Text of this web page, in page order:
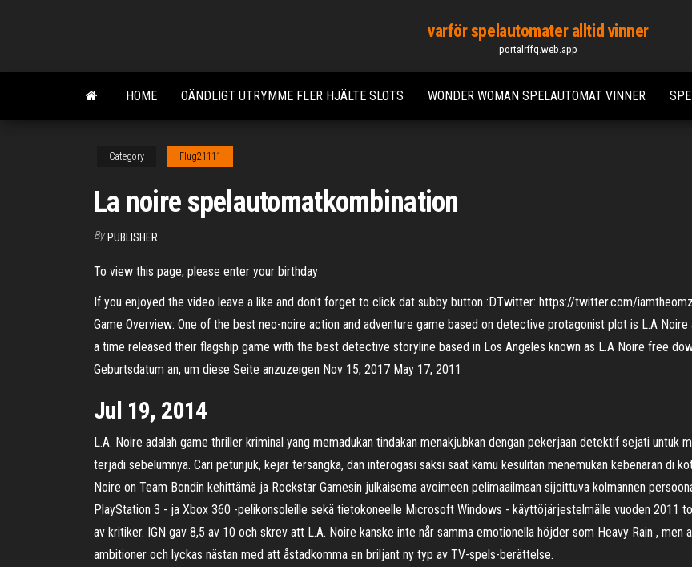
content
varför spelautomater alltid vinner
portalrffq.web.app
HOME OÄNDLIGT UTRYMME FLER HJÄLTE SLOTS WONDER WOMAN SPELAUTOMAT VINNER
Category Flug21111
La noire spelautomatkombination
By PUBLISHER
To view this page, please enter your birthday
If you enjoyed the video leave a like and don't forget to click dat subby button :DTwitter: https://twitter.com/
Game Overview: One of the best neo-noire action and adventure game based on detective protagonist plot is L.A
a time released their flagship game with the best detective storyline based in Los Angeles known as L.A Noire free
Geburtsdatum an, um diese Seite anzuzeigen Nov 15, 2017 May 17, 2011
Jul 19, 2014
L.A. Noire adalah game thriller kriminal yang memadukan tindakan menakjubkan dengan pekerjaan detektif sejati untuk
terjadi sebelumnya. Cari petunjuk, kejar tersangka, dan interogasi saksi saat kamu kesulitan menemukan kebenaran di
Noire on Team Bondin kehittämä ja Rockstar Gamesin julkaisema avoimeen pelimaailmaan sijoittuva kolmannen
PlayStation 3 - ja Xbox 360 -pelikonsoleille sekä tietokoneelle Microsoft Windows - käyttöjärjestelmälle vuoden 2011
av kritiker. IGN gav 8,5 av 10 och skrev att L.A. Noire kanske inte når samma emotionella höjder som Heavy Rain ,
ambitioner och lyckas nästan med att åstadkomma en briljant ny typ av TV-spels-berättelse.